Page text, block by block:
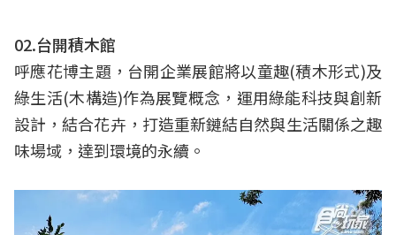
02.台開積木館
呼應花博主題，台開企業展館將以童趣(積木形式)及
綠生活(木構造)作為展覽概念，運用綠能科技與創新
設計，結合花卉，打造重新鏈結自然與生活關係之趣
味場域，達到環境的永續。